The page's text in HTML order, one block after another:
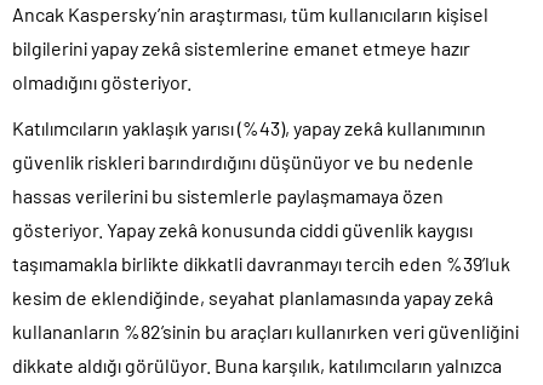
Ancak Kaspersky’nin araştırması, tüm kullanıcıların kişisel
bilgilerini yapay zekâ sistemlerine emanet etmeye hazır
olmadığını gösteriyor.
Katılımcıların yaklaşık yarısı (%43), yapay zekâ kullanımının
güvenlik riskleri barındırdığını düşünüyor ve bu nedenle
hassas verilerini bu sistemlerle paylaşmamaya özen
gösteriyor. Yapay zekâ konusunda ciddi güvenlik kaygısı
taşımamakla birlikte dikkatli davranmayı tercih eden %39’luk
kesim de eklendiğinde, seyahat planlamasında yapay zekâ
kullananların %82’sinin bu araçları kullanırken veri güvenliğini
dikkate aldığı görülüyor. Buna karşılık, katılımcıların yalnızca